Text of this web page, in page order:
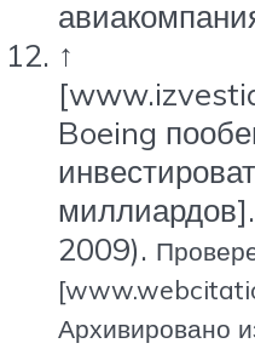
↑
Boeing
2009).
Архивировано